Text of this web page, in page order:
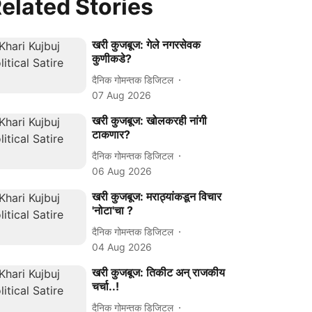
Stories
खरी कुजबूज: गेले नगरसेवक
कुणीकडे?
दैनिक गोमन्तक डिजिटल
07 Aug 2026
खरी कुजबूज: खोलकरही नांगी
टाकणार?
दैनिक गोमन्तक डिजिटल
06 Aug 2026
खरी कुजबूज: मराठ्यांकडून विचार
'नोटा'चा ?
दैनिक गोमन्तक डिजिटल
04 Aug 2026
खरी कुजबूज: तिकीट अन् राजकीय
चर्चा..!
दैनिक गोमन्तक डिजिटल